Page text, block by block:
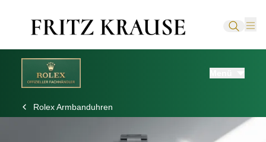
Rolex Armbanduhren